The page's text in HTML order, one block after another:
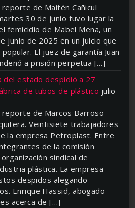
de Maitén Cañicul
30 de junio tuvo lugar la
femicidio de Mabel Mena, un
junio de 2025 en un juicio que
El juez de garantía Juan
a prisión perpetua […]
del estado despidió a 27
de tubos de plástico julio
reporte de Marcos Barroso
Veintisiete trabajadores
la empresa Petroplast. Entre
de la comisión
sindical de
plástica. La empresa
despidos alegando
Enrique Hassid, abogado
acerca de […]